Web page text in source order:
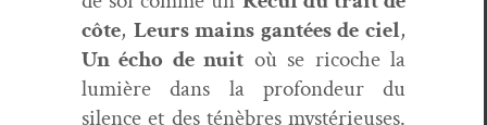
côte, Leurs mains gan­tées de ciel,
Un écho de nuit où se ric­oche la
lumière dans la pro­fondeur du
silence et des ténèbres mys­térieuses.